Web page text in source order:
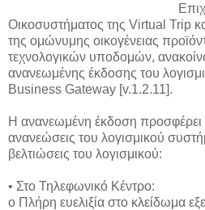
Οικοσυστήματος της Virtual Trip
της ομώνυμης οικογένειας
τεχνολογικών υποδομών,
ανανεωμένης έκδοσης του
Business Gateway [v.1.2.11].
Η ανανεωμένη έκδοση προσφέρει
ανανεώσεις του λογισμικού
βελτιώσεις του λογισμικού:
• Στο Τηλεφωνικό Κέντρο:
o Πλήρη ευελιξία στο κλείδωμα